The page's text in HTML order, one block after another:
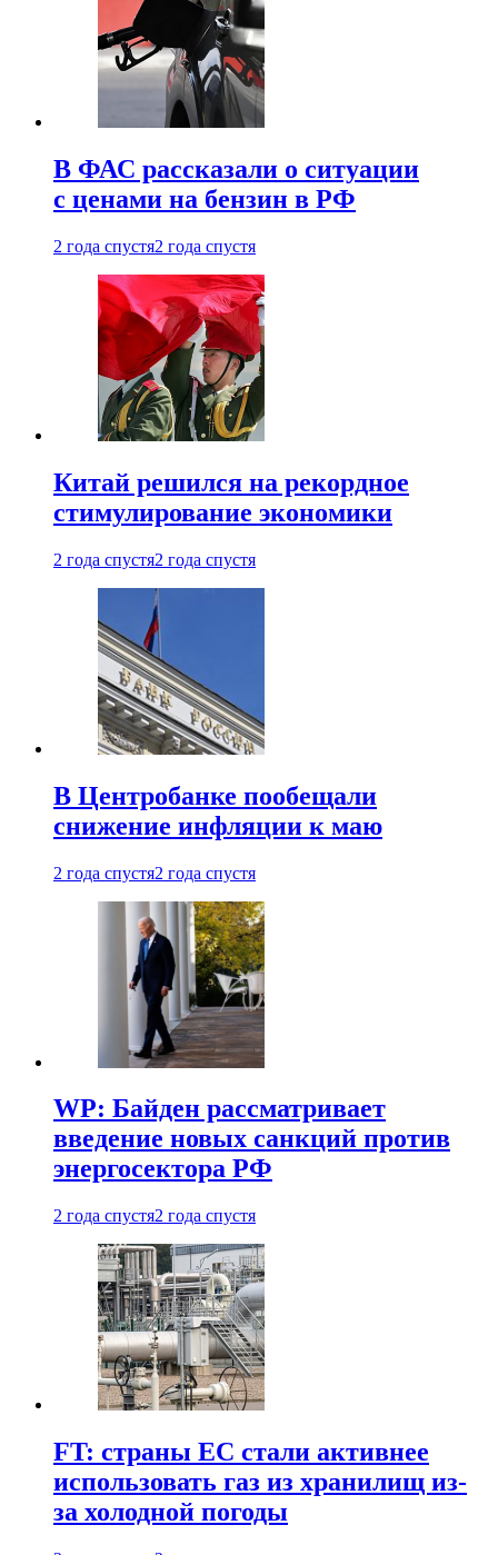
В ФАС рассказали о ситуации
с ценами на бензин в РФ
2 года спустя2 года спустя
Китай решился на рекордное
стимулирование экономики
2 года спустя2 года спустя
В Центробанке пообещали
снижение инфляции к маю
2 года спустя2 года спустя
WP: Байден рассматривает
введение новых санкций против
энергосектора РФ
2 года спустя2 года спустя
FT: страны ЕС стали активнее
использовать газ из хранилищ из-
за холодной погоды